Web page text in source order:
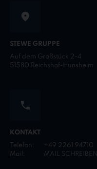
STEWE GRUPPE
Auf dem Großstück 2-4
51580 Reichshof-Hunsheim
KONTAKT
Telefon:
+49 2261 94710
Mail:
MAIL SCHREIBEN